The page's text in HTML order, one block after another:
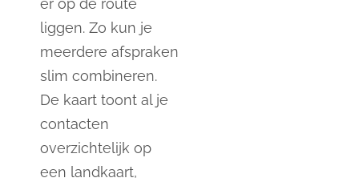
er op de route
liggen. Zo kun je
meerdere afspraken
slim combineren.
De kaart toont al je
contacten
overzichtelijk op
een landkaart,